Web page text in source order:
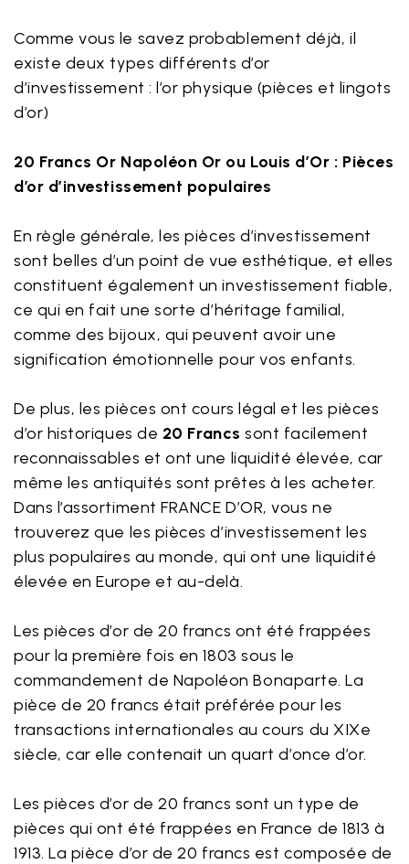
Comme vous le savez probablement déjà, il
existe deux types différents d’or
d’investissement : l’or physique (pièces et lingots
d’or)
20 Francs Or Napoléon Or ou Louis d’Or : Pièces
d’or d’investissement populaires
En règle générale, les pièces d’investissement
sont belles d’un point de vue esthétique, et elles
constituent également un investissement fiable,
ce qui en fait une sorte d’héritage familial,
comme des bijoux, qui peuvent avoir une
signification émotionnelle pour vos enfants.
De plus, les pièces ont cours légal et les pièces
d’or historiques de 20 Francssont facilement
reconnaissables et ont une liquidité élevée, car
même les antiquités sont prêtes à les acheter.
Dans l’assortiment FRANCE D’OR, vous ne
trouverez que les pièces d’investissement les
plus populaires au monde, qui ont une liquidité
élevée en Europe et au-delà.
Les pièces d’or de 20 francs ont été frappées
pour la première fois en 1803 sous le
commandement de Napoléon Bonaparte. La
pièce de 20 francs était préférée pour les
transactions internationales au cours du XIXe
siècle, car elle contenait un quart d’once d’or.
Les pièces d’or de 20 francs sont un type de
pièces qui ont été frappées en France de 1813 à
1913. La pièce d’or de 20 francs est composée de